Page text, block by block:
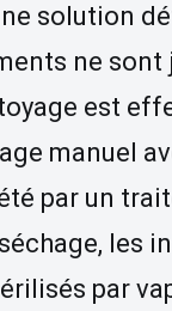
solution
ne sont
est
manuel
par un
les
par